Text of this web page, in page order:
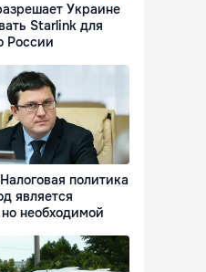
Украине
Starlink для
России
политика
является
необходимой